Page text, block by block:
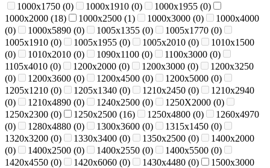
1000х1750 (0) 1000х1910 (0) 1000х1955 (0)
1000х2000 (18) 1000х2500 (1) 1000х3000 (0)
1000х4000
(0) 1000х5890 (0) 1005х1355 (0) 1005х1770 (0)
1005х1910 (0) 1005х1955 (0) 1005х2010 (0)
1010х1500
(0) 1010х2010 (0) 1090х1100 (0) 1100х3000 (0)
1105х4010 (0) 1200х2000 (0) 1200х3000 (0)
1200х3250
(0) 1200х3600 (0) 1200х4500 (0) 1200х5000 (0)
1205х1210 (0) 1205х1340 (0) 1210х2450 (0)
1210х2940
(0) 1210х4890 (0) 1240х2500 (0) 1250Х2000 (0)
1250х2300 (0) 1250х2500 (16) 1250х4800 (0)
1260х4970
(0) 1280х4880 (0) 1300х3600 (0) 1315х1450 (0)
1320х3200 (0) 1330х3400 (0) 1350х2500 (0)
1400х2000
(0) 1400х2500 (0) 1400х2550 (0) 1400х5500 (0)
1420х4550 (0) 1420х6060 (0) 1430х4480 (0)
1500х3000